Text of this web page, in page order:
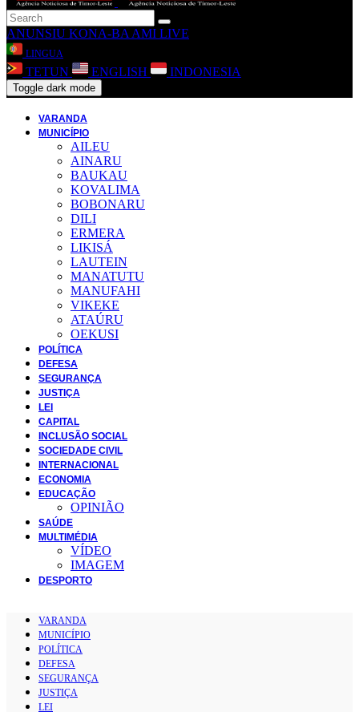
ANUNSIU KONA-BA AMI LIVE
LINGUA
TETUN ENGLISH INDONESIA
Toggle dark mode
VARANDA
MUNICÍPIO
AILEU
AINARU
BAUKAU
KOVALIMA
BOBONARU
DILI
ERMERA
LIKISÁ
LAUTEIN
MANATUTU
MANUFAHI
VIKEKE
ATAÚRU
OEKUSI
POLÍTICA
DEFESA
SEGURANÇA
JUSTIÇA
LEI
CAPITAL
INCLUSÃO SOCIAL
SOCIEDADE CIVIL
INTERNACIONAL
ECONOMIA
EDUCAÇÃO
OPINIÃO
SAÚDE
MULTIMÉDIA
VÍDEO
IMAGEM
DESPORTO
VARANDA
MUNICÍPIO
POLÍTICA
DEFESA
SEGURANÇA
JUSTIÇA
LEI